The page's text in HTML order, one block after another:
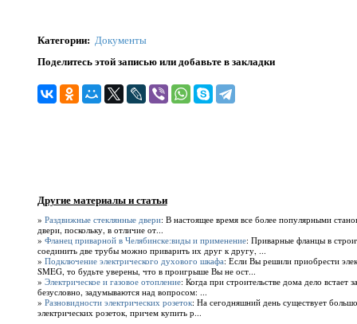
Категории: Документы
Поделитесь этой записью или добавьте в закладки
Другие материалы и статьи
» Раздвижные стеклянные двери: В настоящее время все более популярными
двери, поскольку, в отличие от...
» Фланец приварной в Челябинске:виды и применение: Приварные фланцы в
соединить две трубы можно приварить их друг к другу, ...
» Подключение электрического духового шкафа: Если Вы решили приобрести
SMEG, то будьте уверены, что в проигрыше Вы не ост...
» Электрическое и газовое отопление: Когда при строительстве дома дело встает
безусловно, задумываются над вопросом: ...
» Разновидности электрических розеток: На сегодняшний день существует
электрических розеток, причем купить р...